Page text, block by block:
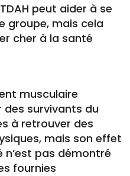
peut aider à se
groupe, mais cela
cher à la santé
musculaire
survivants du
à retrouver des
mais son effet
n’est pas démontré
fournies